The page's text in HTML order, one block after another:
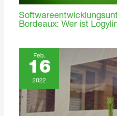
Bordeaux: Wer ist
Feb.
16
2022